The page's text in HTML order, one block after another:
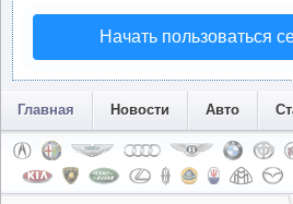
Начать пользоваться
Главная Новости Авто